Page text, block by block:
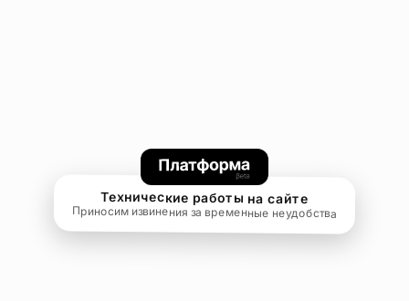
Технические работы на сайте
Приносим извинения за временные неудобства